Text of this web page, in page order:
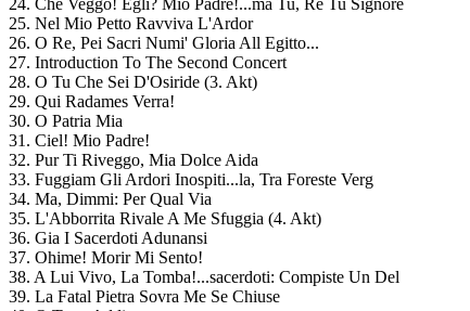
25. Nel Mio Petto Ravviva L'Ardor
26. O Re, Pei Sacri Numi' Gloria All Egitto...
27. Introduction To The Second Concert
28. O Tu Che Sei D'Osiride (3. Akt)
29. Qui Radames Verra!
30. O Patria Mia
31. Ciel! Mio Padre!
32. Pur Ti Riveggo, Mia Dolce Aida
33. Fuggiam Gli Ardori Inospiti...la, Tra Foreste Verg
34. Ma, Dimmi: Per Qual Via
35. L'Abborrita Rivale A Me Sfuggia (4. Akt)
36. Gia I Sacerdoti Adunansi
37. Ohime! Morir Mi Sento!
38. A Lui Vivo, La Tomba!...sacerdoti: Compiste Un Del
39. La Fatal Pietra Sovra Me Se Chiuse